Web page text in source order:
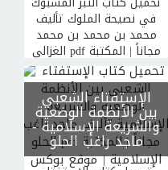
في نصيحة الملوك تأليف
محمد بن محمد بن محمد
الغزالي pdf مجاناً | المكتبة
الإسلامية | موقع بوكس
ستريم
الإستفتاء الشعبي
بين الأنظمة الوضعية
والشريعة الإسلامية-
ماجد راغب الحلو